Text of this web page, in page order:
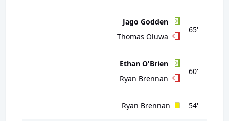
65'
Jago Godden
Thomas Oluwa
60'
Ethan O'Brien
Ryan Brennan
54'
Ryan Brennan